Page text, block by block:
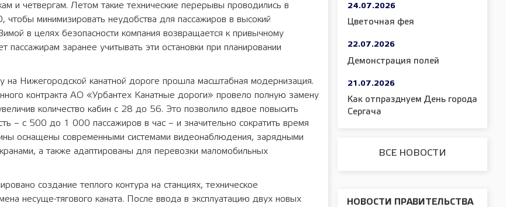
и четвергам. Летом такие технические перерывы проводились в
минимизировать неудобства для пассажиров в высокий
в целях безопасности компания возвращается к привычному
пассажирам заранее учитывать эти остановки при планировании
на Нижегородской канатной дороге прошла масштабная модернизация.
контракта АО «Урбантех Канатные дороги» провело полную замену
количество кабин с 28 до 56. Это позволило вдвое повысить
– с 500 до 1 000 пассажиров в час – и значительно сократить время
оснащены современными системами видеонаблюдения, зарядными
а также адаптированы для перевозки маломобильных
создание теплого контура на станциях, техническое
несуще-тягового каната. После ввода в эксплуатацию двух новых
24.07.2026
Цветочная фея
22.07.2026
Демонстрация полей
21.07.2026
Как отпразднуем День города
Сергача
ВСЕ НОВОСТИ
НОВОСТИ ПРАВИТЕЛЬСТВА